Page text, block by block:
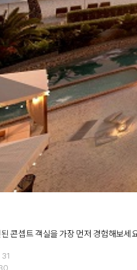
콘셉트 객실을 가장 먼저 경험해보세